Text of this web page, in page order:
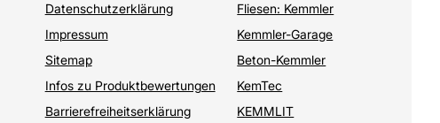
Datenschutzerklärung
Impressum
Sitemap
Infos zu Produktbewertungen
Barrierefreiheitserklärung
Fliesen: Kemmler
Kemmler-Garage
Beton-Kemmler
KemTec
KEMMLIT